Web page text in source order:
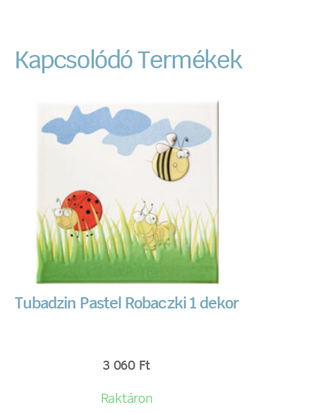
Kapcsolódó Termékek
Tubadzin Pastel Robaczki 1 dekor
3 060 Ft
Raktáron